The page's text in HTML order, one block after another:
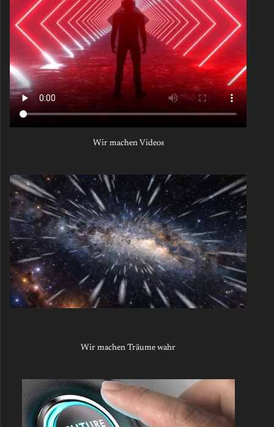
Wir machen Videos
Wir machen Träume wahr